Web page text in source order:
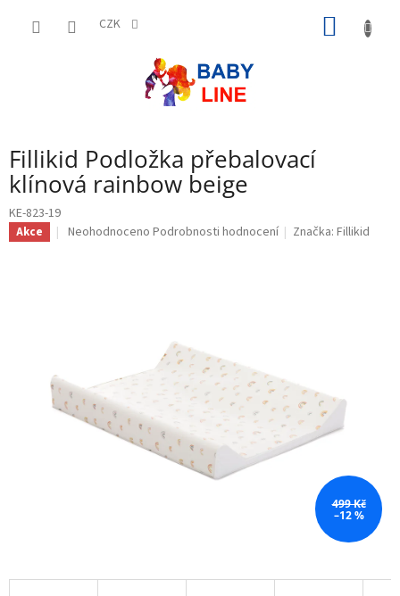
CZK
Fillikid Podložka přebalovací
klínová rainbow beige
KE-823-19
Akce
Průměrné
Neohodnoceno Podrobnosti hodnocení Značka:Fillikid
499 Kč
–12 %